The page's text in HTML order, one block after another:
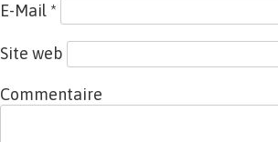
E-Mail *
Site web
Commentaire